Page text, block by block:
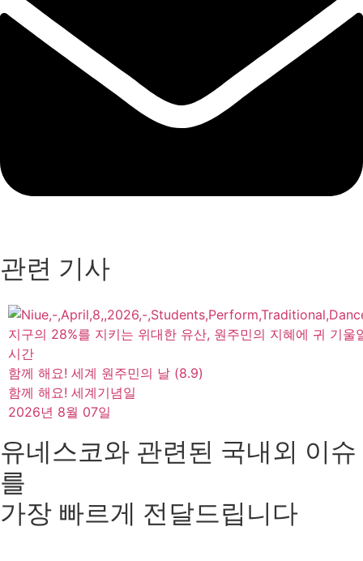
관련 기사
지구의 28%를 지키는 위대한 유산, 원주민의 지혜에 귀 기울
시간
함께 해요! 세계 원주민의 날 (8.9)
함께 해요! 세계기념일
2026년 8월 07일
유네스코와 관련된 국내외 이슈
를
가장 빠르게 전달드립니다